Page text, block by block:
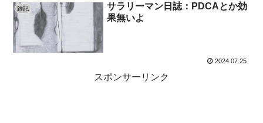
雑記
サラリーマン日誌：PDCAとか効
果無いよ
2024.07.25
スポンサーリンク